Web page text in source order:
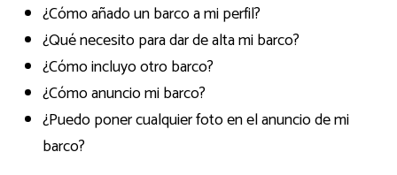
¿Cómo añado un barco a mi perfil?
¿Qué necesito para dar de alta mi barco?
¿Cómo incluyo otro barco?
¿Cómo anuncio mi barco?
¿Puedo poner cualquier foto en el anuncio de mi
barco?